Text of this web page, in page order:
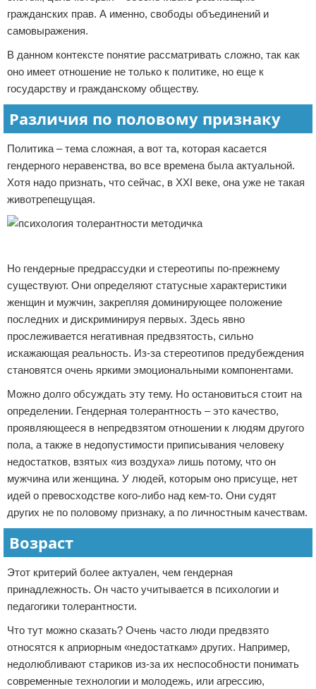
гражданских прав. А именно, свободы объединений и
самовыражения.
В данном контексте понятие рассматривать сложно, так как
оно имеет отношение не только к политике, но еще к
государству и гражданскому обществу.
Различия по половому признаку
Политика – тема сложная, а вот та, которая касается
гендерного неравенства, во все времена была актуальной.
Хотя надо признать, что сейчас, в XXI веке, она уже не такая
животрепещущая.
Но гендерные предрассудки и стереотипы по-прежнему
существуют. Они определяют статусные характеристики
женщин и мужчин, закрепляя доминирующее положение
последних и дискриминируя первых. Здесь явно
прослеживается негативная предвзятость, сильно
искажающая реальность. Из-за стереотипов предубеждения
становятся очень яркими эмоциональными компонентами.
Можно долго обсуждать эту тему. Но остановиться стоит на
определении. Гендерная толерантность – это качество,
проявляющееся в непредвзятом отношении к людям другого
пола, а также в недопустимости приписывания человеку
недостатков, взятых «из воздуха» лишь потому, что он
мужчина или женщина. У людей, которым оно присуще, нет
идей о превосходстве кого-либо над кем-то. Они судят
других не по половому признаку, а по личностным качествам.
Возраст
Этот критерий более актуален, чем гендерная
принадлежность. Он часто учитывается в психологии и
педагогики толерантности.
Что тут можно сказать? Очень часто люди предвзято
относятся к априорным «недостаткам» других. Например,
недолюбливают стариков из-за их неспособности понимать
современные технологии и молодежь, или агрессию,